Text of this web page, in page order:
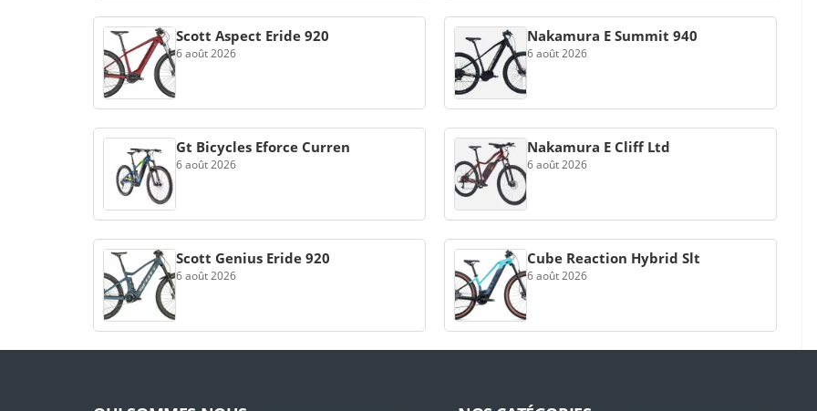
Scott Aspect Eride 920
6 août 2026
Nakamura E Summit 940
6 août 2026
Gt Bicycles Eforce Curren
6 août 2026
Nakamura E Cliff Ltd
6 août 2026
Scott Genius Eride 920
6 août 2026
Cube Reaction Hybrid Slt
6 août 2026